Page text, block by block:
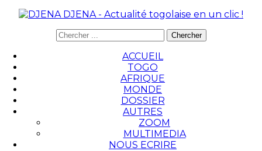
DJENA - Actualité togolaise en un clic !
ACCUEIL
TOGO
AFRIQUE
MONDE
DOSSIER
AUTRES
ZOOM
MULTIMEDIA
NOUS ECRIRE